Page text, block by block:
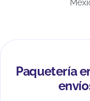
Paquetería